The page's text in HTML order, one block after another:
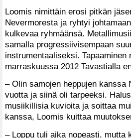
Loomis nimittäin erosi pitkän
Nevermoresta ja ryhtyi
kulkevaa ryhmäänsä.
samalla progressiivisempaan
instrumentaaliseksi.
marraskuussa 2012 Tavastialla
– Olin samojen heppujen kanssa
vuotta ja siinä oli tarpeeksi.
musiikillisia kuvioita ja soittaa
kanssa, Loomis kuittaa
– Loppu tuli aika nopeasti, mutta